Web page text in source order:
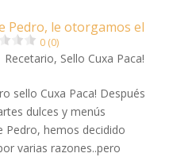
Pedro, le otorgamos el
0 (0)
Recetario, Sello Cuxa Paca!
sello Cuxa Paca! Después
dulces y menús
Pedro, hemos decidido
varias razones..pero